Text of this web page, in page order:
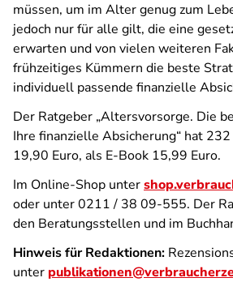
müssen, um im Alter genug zum
jedoch nur für alle gilt, die eine
erwarten und von vielen weiteren
frühzeitiges Kümmern die beste
individuell passende finanzielle
Der Ratgeber „Altersvorsorge. Die
Ihre finanzielle Absicherung“ hat
19,90 Euro, als E-Book 15,99 Euro.
Im Online-Shop unter
oder unter 0211 / 38 09-555. Der
den Beratungsstellen und im
Hinweis für Redaktionen:
unter